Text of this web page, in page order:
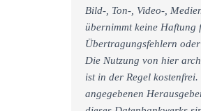
Bild-, Ton-, Video-,
übernimmt keine Haftung
Übertragungsfehlern
Die Nutzung von hier
ist in der Regel
angegebenen